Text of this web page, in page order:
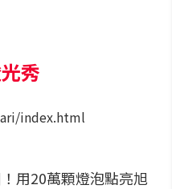
秀
index.html
用20萬顆燈泡點亮旭